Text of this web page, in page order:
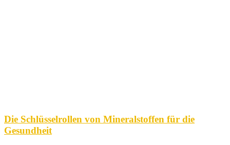
Die Schlüsselrollen von Mineralstoffen für die
Gesundheit